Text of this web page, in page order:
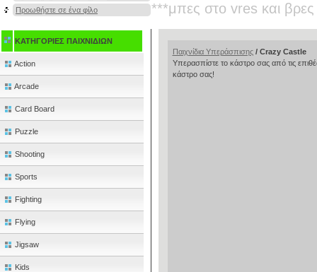
Προωθήστε σε ένα φίλο
***μπες στο vres και
ΚΑΤΗΓΟΡΙΕΣ ΠΑΙΧΝΙΔΙΩΝ
Action
Arcade
Card Board
Puzzle
Shooting
Sports
Fighting
Flying
Jigsaw
Kids
Παιχνίδια Υπεράσπισης/ Crazy Castle
Υπερασπίστε το κάστρο σας από τις
κάστρο σας!